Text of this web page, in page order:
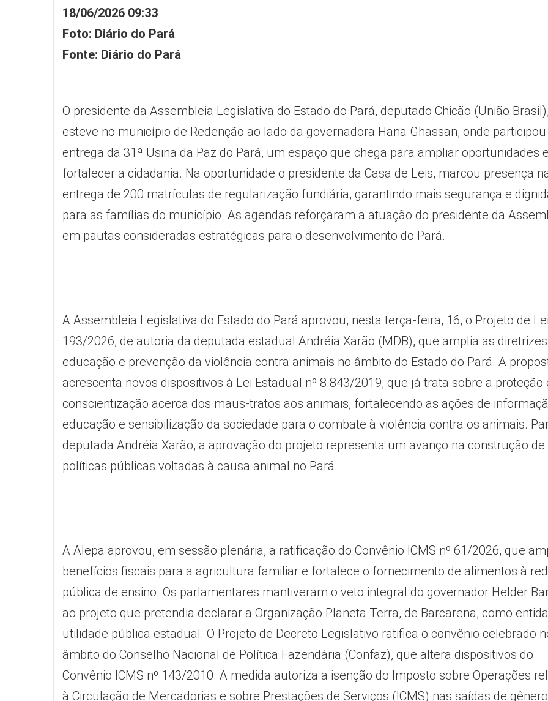
18/06/2026 09:33
Foto: Diário do Pará
Fonte: Diário do Pará
O presidente da Assembleia Legislativa do Estado do Pará, deputado Chicão (União Brasil),
esteve no município de Redenção ao lado da governadora Hana Ghassan, onde
entrega da 31ª Usina da Paz do Pará, um espaço que chega para ampliar oportunidades e
fortalecer a cidadania. Na oportunidade o presidente da Casa de Leis, marcou presença
entrega de 200 matrículas de regularização fundiária, garantindo mais segurança e
para as famílias do município. As agendas reforçaram a atuação do presidente da
em pautas consideradas estratégicas para o desenvolvimento do Pará.
A Assembleia Legislativa do Estado do Pará aprovou, nesta terça-feira, 16, o Projeto de
193/2026, de autoria da deputada estadual Andréia Xarão (MDB), que amplia as
educação e prevenção da violência contra animais no âmbito do Estado do Pará. A
acrescenta novos dispositivos à Lei Estadual nº 8.843/2019, que já trata sobre a proteção
conscientização acerca dos maus-tratos aos animais, fortalecendo as ações de
educação e sensibilização da sociedade para o combate à violência contra os animais.
deputada Andréia Xarão, a aprovação do projeto representa um avanço na construção de
políticas públicas voltadas à causa animal no Pará.
A Alepa aprovou, em sessão plenária, a ratificação do Convênio ICMS nº 61/2026, que
benefícios fiscais para a agricultura familiar e fortalece o fornecimento de alimentos à
pública de ensino. Os parlamentares mantiveram o veto integral do governador Helder
ao projeto que pretendia declarar a Organização Planeta Terra, de Barcarena, como
utilidade pública estadual. O Projeto de Decreto Legislativo ratifica o convênio celebrado
âmbito do Conselho Nacional de Política Fazendária (Confaz), que altera dispositivos do
Convênio ICMS nº 143/2010. A medida autoriza a isenção do Imposto sobre Operações
à Circulação de Mercadorias e sobre Prestações de Serviços (ICMS) nas saídas de